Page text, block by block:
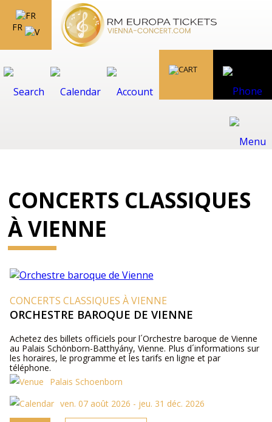
FR
CONCERTS CLASSIQUES
À VIENNE
CONCERTS CLASSIQUES À VIENNE
ORCHESTRE BAROQUE DE VIENNE
Achetez des billets officiels pour l´Orchestre baroque de Vienne
au Palais Schönborn-Batthyány, Vienne. Plus d´informations sur
les horaires, le programme et les tarifs en ligne et par
téléphone.
Palais Schoenborn
ven. 07 août 2026 - jeu. 31 déc. 2026